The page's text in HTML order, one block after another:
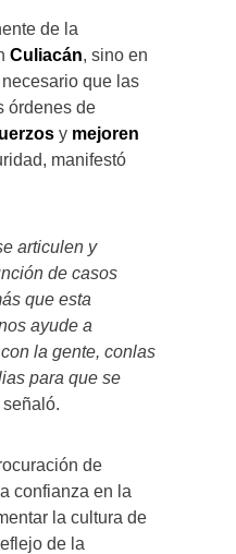
de la
Culiacán, sino en
que las
órdenes de
y mejoren
manifestó
articulen y
de casos
que esta
ayude a
con la gente, conlas
para que se
señaló.
de
la confianza en la
la cultura de
de la